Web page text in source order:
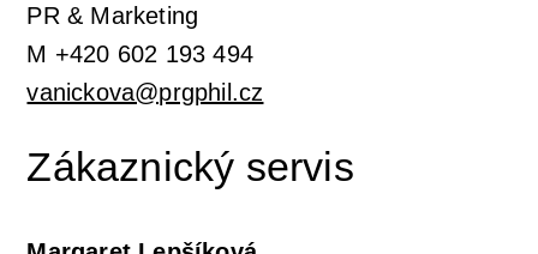
PR & Marketing
M +420 602 193 494
vanickova@prgphil.cz
Zákaznický servis